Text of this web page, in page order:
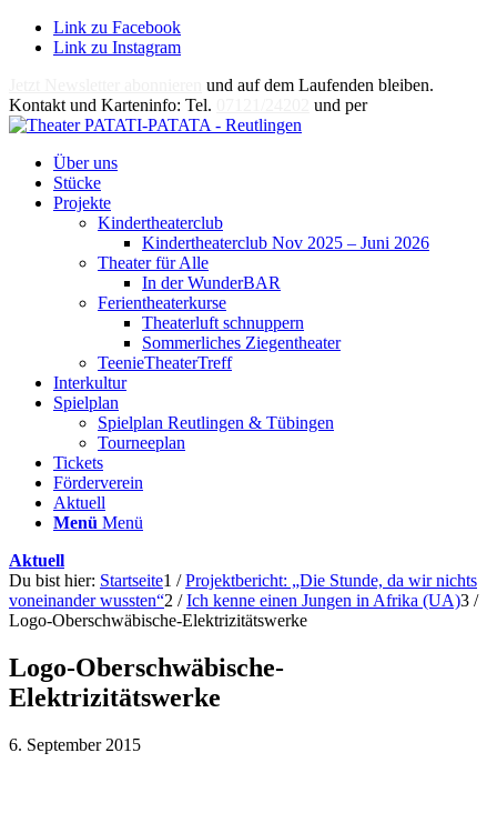
Link zu Facebook
Link zu Instagram
und auf dem Laufenden bleiben.
Kontakt und Karteninfo: Tel.
und per
Über uns
Stücke
Projekte
Kindertheaterclub
Kindertheaterclub Nov 2025 – Juni 2026
Theater für Alle
In der WunderBAR
Ferientheaterkurse
Theaterluft schnuppern
Sommerliches Ziegentheater
TeenieTheaterTreff
Interkultur
Spielplan
Spielplan Reutlingen & Tübingen
Tourneeplan
Tickets
Förderverein
Aktuell
Menü Menü
Aktuell
Du bist hier: Startseite1 / Projektbericht: „Die Stunde, da wir nichts
voneinander wussten“2 / Ich kenne einen Jungen in Afrika (UA)3 /
Logo-Oberschwäbische-Elektrizitätswerke
Logo-Oberschwäbische-
Elektrizitätswerke
6. September 2015